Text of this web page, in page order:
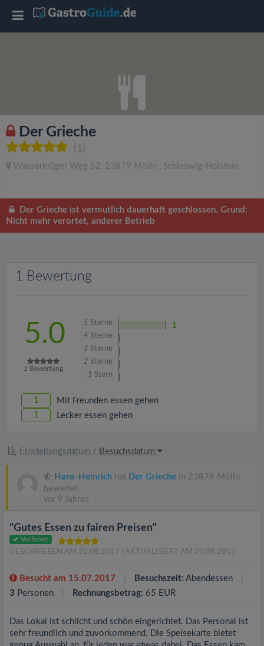
Der Grieche
(1)
Wasserkrüger Weg 62, 23879 Mölln , Schleswig-Holstein
Der Grieche ist vermutlich dauerhaft geschlossen. Grund:
Nicht mehr verortet, anderer Betrieb
1 Bewertung
5.0
1 Bewertung
5 Sterne
1
4 Sterne
3 Sterne
2 Sterne
1 Stern
1 Mit Freunden essen gehen
1 Lecker essen gehen
Einstellungsdatum / Besuchsdatum
Hans-Heinrich hat Der Grieche in 23879 Mölln
bewertet.
vor 9 Jahren
"Gutes Essen zu fairen Preisen"
Verifiziert
GESCHRIEBEN AM 20.08.2017 | AKTUALISIERT AM 20.08.2017
Besucht am 15.07.2017 Besuchszeit: Abendessen
3 Personen Rechnungsbetrag: 65 EUR
Das Lokal ist schlicht und schön eingerichtet. Das Personal ist
sehr freundlich und zuvorkommend. Die Speisekarte bietet
T
l
e
a
g
a
i
o